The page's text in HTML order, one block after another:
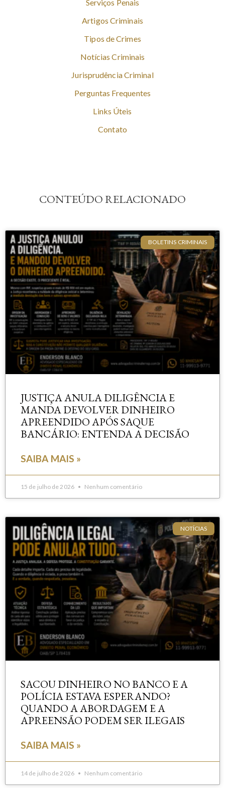
Serviços Penais
Artigos Criminais
Tipos de Crimes
Notícias Criminais
Jurisprudência Criminal
Perguntas Frequentes
Links Úteis
Contato
CONTEÚDO RELACIONADO
BOLETINS CRIMINAIS
JUSTIÇA ANULA DILIGÊNCIA E
MANDA DEVOLVER DINHEIRO
APREENDIDO APÓS SAQUE
BANCÁRIO: ENTENDA A DECISÃO
SAIBA MAIS »
15 de julho de 2026 Nenhum comentário
NOTÍCIAS
SACOU DINHEIRO NO BANCO E A
POLÍCIA ESTAVA ESPERANDO?
QUANDO A ABORDAGEM E A
APREENSÃO PODEM SER ILEGAIS
SAIBA MAIS »
14 de julho de 2026 Nenhum comentário